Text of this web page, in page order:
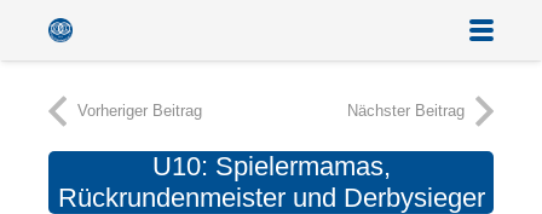
Vorheriger Beitrag Nächster Beitrag
U10: Spielermamas,
Rückrundenmeister und Derbysieger